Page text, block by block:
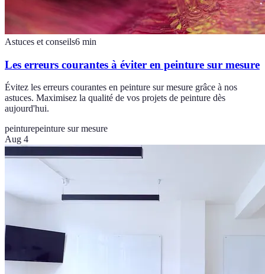
Astuces et conseils6 min
Les erreurs courantes à éviter en peinture sur mesure
Évitez les erreurs courantes en peinture sur mesure grâce à nos
astuces. Maximisez la qualité de vos projets de peinture dès
aujourd'hui.
peinturepeinture sur mesure
Aug 4